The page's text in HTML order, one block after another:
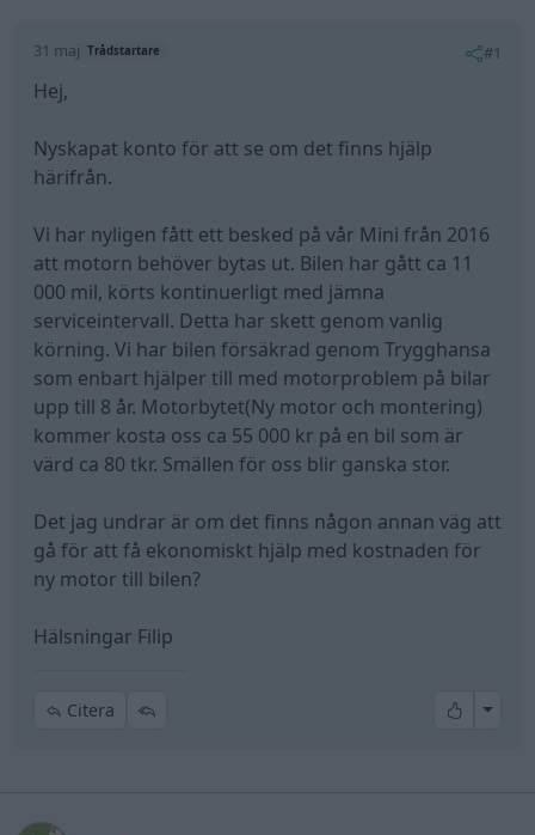
31 maj Trådstartare #1
Hej,
Nyskapat konto för att se om det finns hjälp
härifrån.
Vi har nyligen fått ett besked på vår Mini från 2016
att motorn behöver bytas ut. Bilen har gått ca 11
000 mil, körts kontinuerligt med jämna
serviceintervall. Detta har skett genom vanlig
körning. Vi har bilen försäkrad genom Trygghansa
som enbart hjälper till med motorproblem på bilar
upp till 8 år. Motorbytet(Ny motor och montering)
kommer kosta oss ca 55 000 kr på en bil som är
värd ca 80 tkr. Smällen för oss blir ganska stor.
Det jag undrar är om det finns någon annan väg att
gå för att få ekonomiskt hjälp med kostnaden för
ny motor till bilen?
Hälsningar Filip
Citera All